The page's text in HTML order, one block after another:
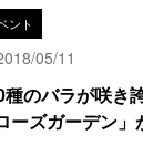
ント
05/11
種のバラが咲き
ーズガーデン」